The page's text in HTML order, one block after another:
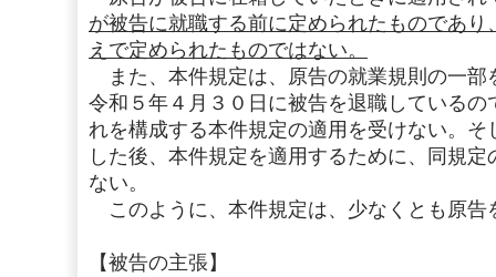
が被告に就職する前に定められたものであ
えで定められたものではない。
また、本件規定は、原告の就業規則の一部
令和５年４月３０日に被告を退職している
れを構成する本件規定の適用を受けない。
した後、本件規定を適用するために、同規
ない。
このように、本件規定は、少なくとも原告
【被告の主張】